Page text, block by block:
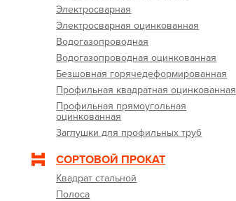
Электросварная
Электросварная оцинкованная
Водогазопроводная
Водогазопроводная оцинкованная
Безшовная горячедеформированная
Профильная квадратная оцинкованная
Профильная прямоугольная
оцинкованная
Заглушки для профильных труб
СОРТОВОЙ ПРОКАТ
Квадрат стальной
Полоса